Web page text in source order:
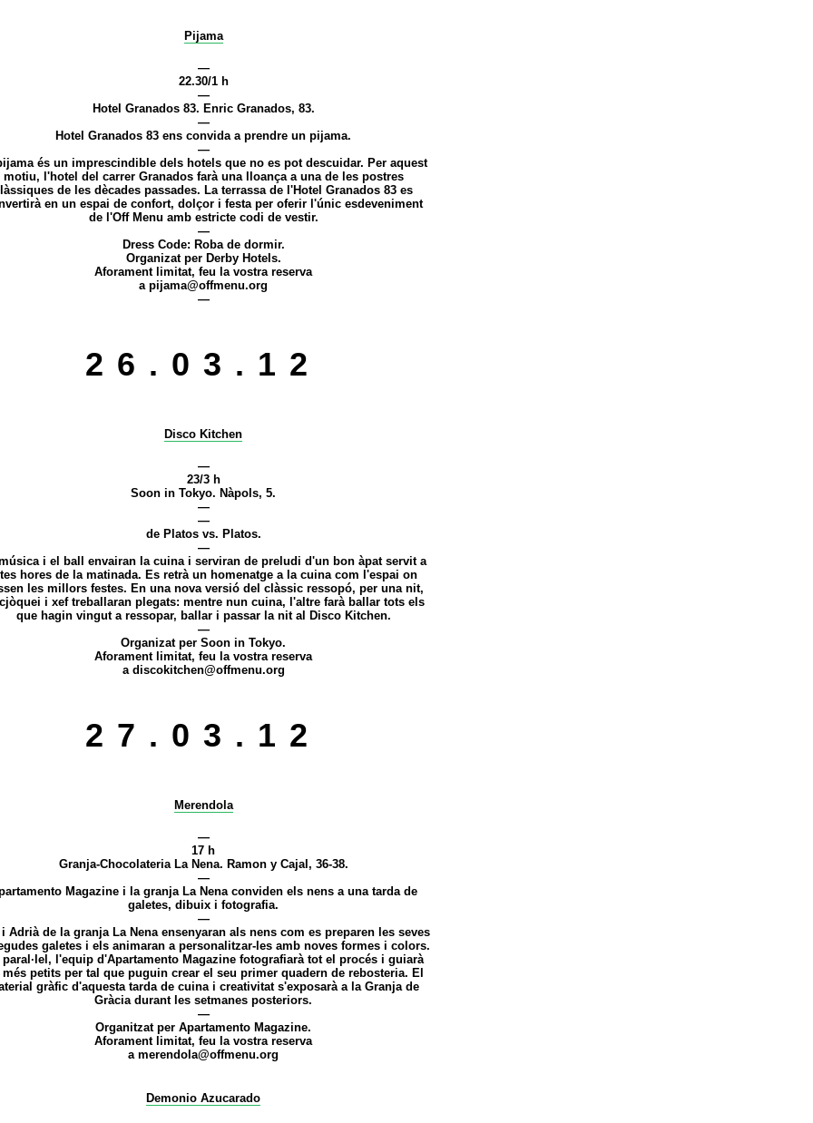
Pijama
—
22.30/1 h
—
Hotel Granados 83. Enric Granados, 83.
—
Hotel Granados 83 ens convida a prendre un pijama.
—
és un imprescindible dels hotels que no es pot descuidar. Per aquest
motiu, l'hotel del carrer Granados farà una lloança a una de les postres
de les dècades passades. La terrassa de l'Hotel Granados 83 es
en un espai de confort, dolçor i festa per oferir l'únic esdeveniment
de l'Off Menu amb estricte codi de vestir.
—
Dress Code: Roba de dormir.
Organizat per Derby Hotels.
Aforament limitat, feu la vostra reserva
a pijama@offmenu.org
—
26.03.12
Disco Kitchen
—
23/3 h
Soon in Tokyo. Nàpols, 5.
—
—
de Platos vs. Platos.
—
i el ball envairan la cuina i serviran de preludi d'un bon àpat servit a
hores de la matinada. Es retrà un homenatge a la cuina com l'espai on
les millors festes. En una nova versió del clàssic ressopó, per una nit,
i xef treballaran plegats: mentre nun cuina, l'altre farà ballar tots els
que hagin vingut a ressopar, ballar i passar la nit al Disco Kitchen.
—
Organizat per Soon in Tokyo.
Aforament limitat, feu la vostra reserva
a discokitchen@offmenu.org
27.03.12
Merendola
—
17 h
Granja-Chocolateria La Nena. Ramon y Cajal, 36-38.
—
Magazine i la granja La Nena conviden els nens a una tarda de
galetes, dibuix i fotografia.
—
i Adrià de la granja La Nena ensenyaran als nens com es preparen les seves
galetes i els animaran a personalitzar-les amb noves formes i colors.
paral·lel, l'equip d'Apartamento Magazine fotografiarà tot el procés i guiarà
més petits per tal que puguin crear el seu primer quadern de rebosteria. El
gràfic d'aquesta tarda de cuina i creativitat s'exposarà a la Granja de
Gràcia durant les setmanes posteriors.
—
Organitzat per Apartamento Magazine.
Aforament limitat, feu la vostra reserva
a merendola@offmenu.org
Demonio Azucarado